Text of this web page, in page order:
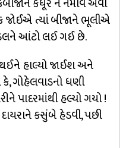
કંધૂર ન નમાવે એવા
જોઈએ ત્યાં બીજાને ભૂલીએ
આંટો લઈ ગઈ છે.
થઈને હાલ્યો જાઈશ અને
ગોહેલવાડનો ધણી
પાદરમાંથી હલ્યો ગયો !
દાયરાને કસુંબે હેડવી, પછી